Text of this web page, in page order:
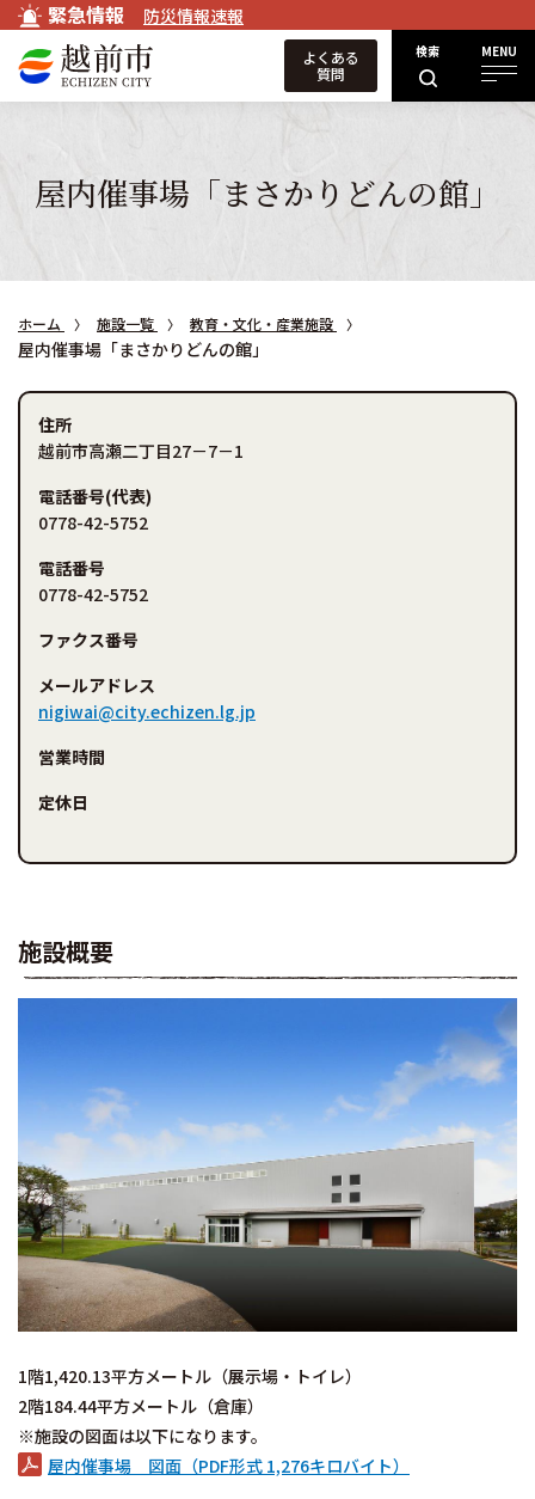
緊急情報 防災情報速報
検索 MENU
よくある
質問
屋内催事場「まさかりどんの館」
ホーム 施設一覧 教育・文化・産業施設
屋内催事場「まさかりどんの館」
住所
越前市高瀬二丁目27－7－1
電話番号(代表)
0778-42-5752
電話番号
0778-42-5752
ファクス番号
メールアドレス
nigiwai@city.echizen.lg.jp
営業時間
定休日
施設概要
1階1,420.13平方メートル（展示場・トイレ）
2階184.44平方メートル（倉庫）
※施設の図面は以下になります。
屋内催事場 図面（PDF形式 1,276キロバイト）